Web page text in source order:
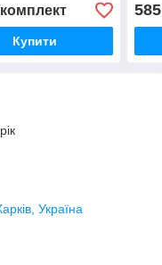
Купити
585
Україна